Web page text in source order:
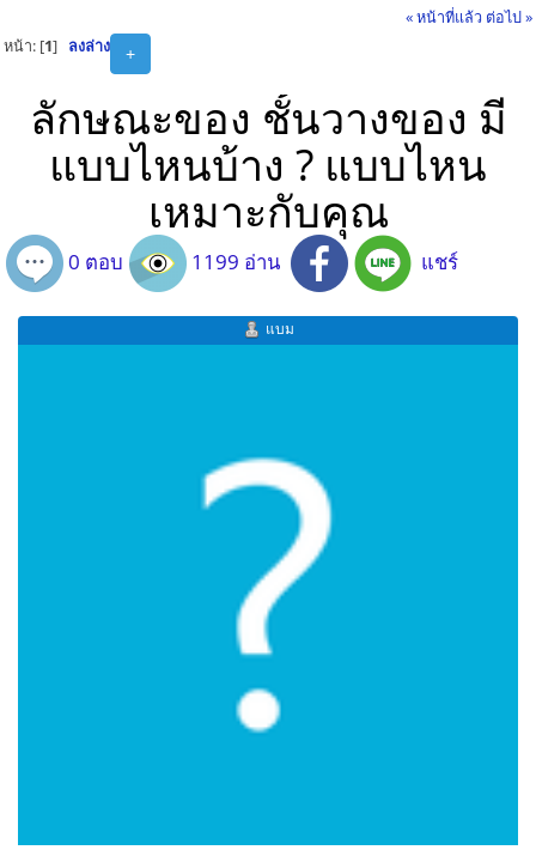
« หน้าที่แล้ว ต่อไป »
+
หน้า: [1] ลงล่าง
ลักษณะของ ชั้นวางของ มี
แบบไหนบ้าง ? แบบไหน
เหมาะกับคุณ
0 ตอบ 1199 อ่าน แชร์
แบม